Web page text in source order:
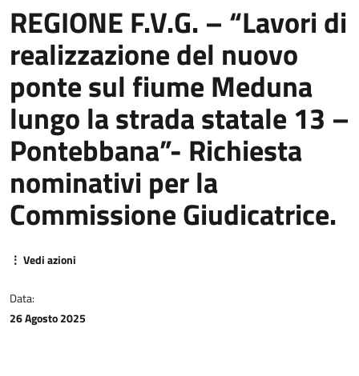
PROFESSIONE
AGGIORNAMENTO PROFESSIONALE
REGIONE F.V.G. – “Lavori di
realizzazione del nuovo
ponte sul fiume Meduna
lungo la strada statale 13 –
Pontebbana”- Richiesta
nominativi per la
Commissione Giudicatrice.
⋮ Vedi azioni
Data:
26 Agosto 2025